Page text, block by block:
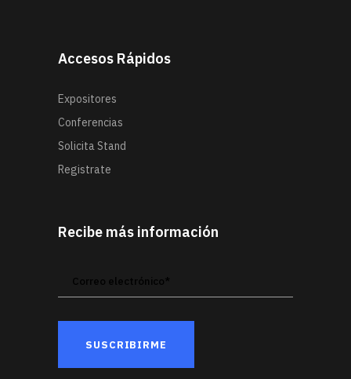
Accesos Rápidos
Expositores
Conferencias
Solicita Stand
Registrate
Recibe más información